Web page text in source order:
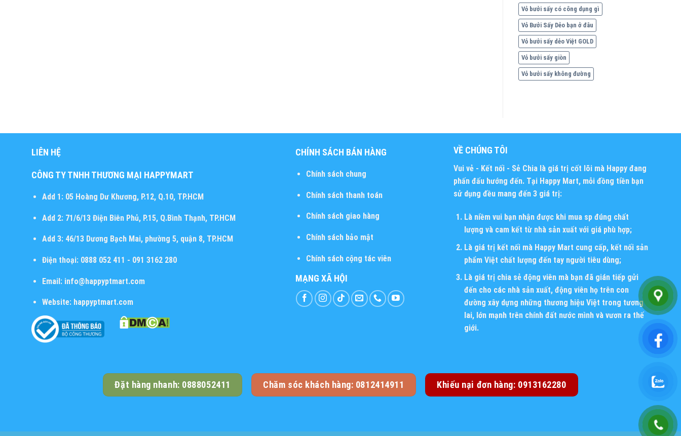
Vỏ bưởi sấy có công dụng gì
Vỏ Bưởi Sấy Dẻo bạn ở đâu
Vỏ bưởi sấy dẻo Việt GOLD
Vỏ bưởi sấy giòn
Vỏ bưởi sấy không đường
LIÊN HỆ
CÔNG TY TNHH THƯƠNG MẠI HAPPYMART
Add 1:05 Hoàng Dư Khương, P.12, Q.10, TP.HCM
Add 2:71/6/13 Điện Biên Phủ, P.15, Q.Bình Thạnh, TP.HCM
Add 3:46/13 Dương Bạch Mai, phường 5, quận 8, TP.HCM
Điện thoại:0888 052 411 - 091 3162 280
Email:info@happyptmart.com
Website: happyptmart.com
CHÍNH SÁCH BÁN HÀNG
Chính sách chung
Chính sách thanh toán
Chính sách giao hàng
Chính sách bảo mật
Chính sách cộng tác viên
MẠNG XÃ HỘI
VỀ CHÚNG TÔI
Vui vẻ - Kết nối - Sẻ Chia là giá trị cốt lõi mà Happy đang
phấn đấu hướng đến. Tại Happy Mart, mỗi đồng tiền bạn
sử dụng đều mang đến 3 giá trị:
Là niềm vui bạn nhận được khi mua sp đúng chất
lượng và cam kết từ nhà sản xuất với giá phù hợp;
Là giá trị kết nối mà Happy Mart cung cấp, kết nối sản
phẩm Việt chất lượng đến tay người tiêu dùng;
Là giá trị chia sẻ động viên mà bạn đã gián tiếp gửi
đến cho các nhà sản xuất, động viên họ trên con
đường xây dựng những thương hiệu Việt trong tương
lai, lớn mạnh trên chính đất nước mình và vươn ra thế
giới.
Đặt hàng nhanh: 0888052411 Chăm sóc khách hàng: 0812414911 Khiếu nại đơn hàng: 0913162280